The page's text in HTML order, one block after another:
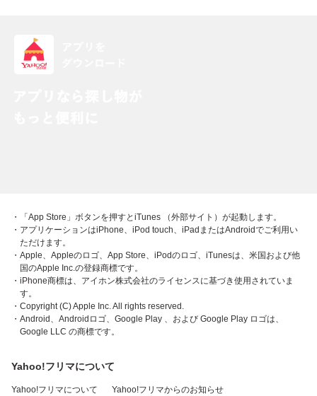
・「App Store」ボタンを押すとiTunes （外部サイト）が起動します。
・アプリケーションはiPhone、iPod touch、iPadまたはAndroidでご利用い
ただけます。
・Apple、Appleのロゴ、App Store、iPodのロゴ、iTunesは、米国および他
国のApple Inc.の登録商標です。
・iPhone商標は、アイホン株式会社のライセンスに基づき使用されていま
す。
・Copyright (C) Apple Inc. All rights reserved.
・Android、Androidロゴ、Google Play 、および Google Play ロゴは、
Google LLC の商標です。
Yahoo!フリマについて
Yahoo!フリマについて Yahoo!フリマからのお知らせ